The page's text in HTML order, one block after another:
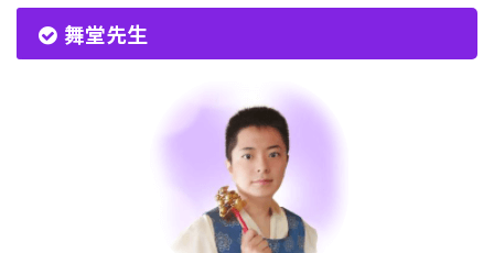
舞堂先生